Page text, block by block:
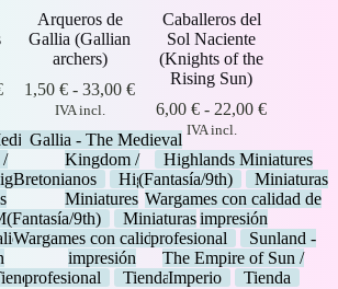
Rango
precios:
desde
4,00 €
hasta
43,00 €
de
Arqueros de
Gallia (Gallian
archers)
1,50€ - 33,00€Rango
precios:
desde
1,50 €
hasta
33,00 €
IVA incl.
Gallia - The Medieval
Kingdom /
Bretonianos
Highlands
Miniatures
(Fantasía/9th)
Miniaturas
Wargames con calidad de
impresión
profesional
Tienda
Caballeros del
Sol Naciente
(Knights of the
Rising Sun)
6,00€ - 22,00€Rango
precios:
desde
6,00 €
hasta
22,00 €
IVA incl.
Highlands Miniatures
(Fantasía/9th)
Miniaturas
Wargames con calidad de
impresión
profesional
Sunland -
The Empire of Sun /
Imperio
Tienda